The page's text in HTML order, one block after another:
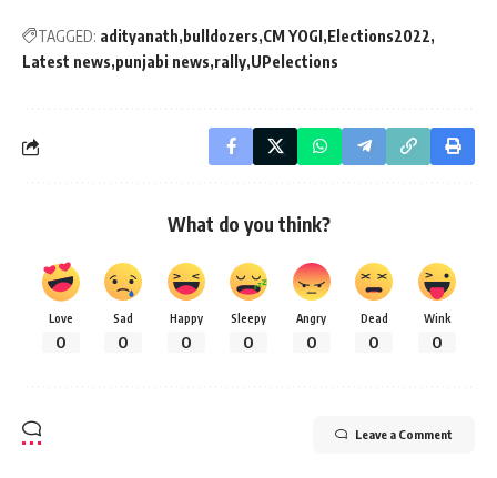
TAGGED: adityanath bulldozers CM YOGI Elections2022
Latest news punjabi news rally UPelections
What do you think?
Love
0
Sad
0
Happy
0
Sleepy
0
Angry
0
Dead
0
Wink
0
Leave a Comment